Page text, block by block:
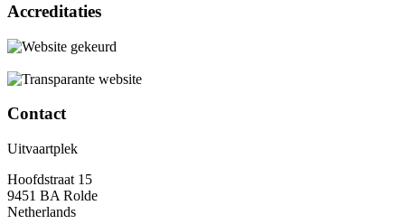
Accreditaties
Contact
Uitvaartplek
Hoofdstraat 15
9451 BA Rolde
Netherlands